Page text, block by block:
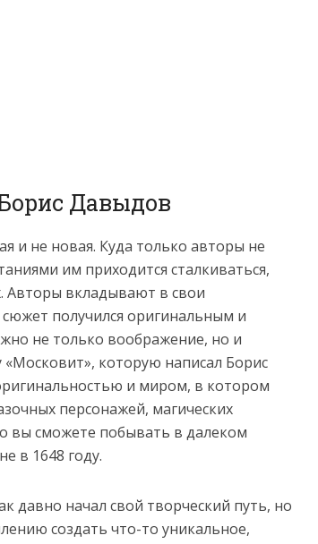
Давыдов
и не новая. Куда только авторы не
им приходится сталкиваться,
Авторы вкладывают в свои
получился оригинальным и
не только воображение, но и
которую написал Борис
и миром, в котором
персонажей, магических
вы сможете побывать в далеком
в 1648 году.
давно начал свой творческий путь, но
создать что-то уникальное,